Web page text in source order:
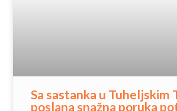
Sa sastanka u Tuheljskim
poslana snažna poruka